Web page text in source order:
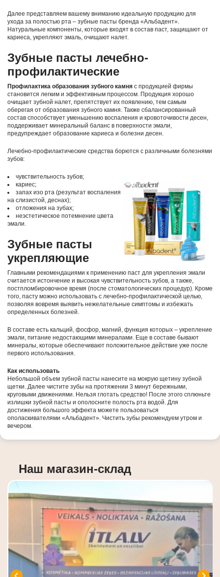
Далее представляем вашему вниманию идеальную продукцию для
ухода за полостью рта – зубные пасты бренда «Альбадент».
Натуральные компоненты, которые входят в состав паст, защищают от
кариеса, укрепляют эмаль, очищают налет.
Зубные пасты лечебно-
профилактические
Профилактика образования зубного камня с продукцией фирмы
становится легким и эффективным процессом. Продукция хорошо
очищает зубной налет, препятствует их появлению, тем самым
оберегая от образования зубного камня. Также сбалансированный
состав способствует уменьшению воспаления и кровоточивости десен,
поддерживает минеральный баланс в поверхности эмали,
предупреждает образование кариеса и болезни десен.
Лечебно-профилактические средства борются с различными болезнями
зубов:
чувствительность зубов;
кариес;
запах изо рта (результат воспаления
на слизистой, деснах);
отложения на зубах;
неэстетическое потемнение цвета
эмали.
Зубные пасты
укрепляющие
Главными рекомендациями к применению паст для укрепления эмали
считается истончение и высокая чувствительность зубов, а также,
постпломбировочное время (после стоматологических процедур). Кроме
того, пасту можно использовать с лечебно-профилактической целью,
позволяя вовремя выявить нежелательные симптомы и избежать
определенных болезней.
В составе есть кальций, фосфор, магний, функция которых – укрепление
эмали, питание недостающими минералами. Еще в составе бывают
минералы, которые обеспечивают положительное действие уже после
первого использования.
Как использовать
Небольшой объем зубной пасты нанесите на мокрую щетину зубной
щетки. Далее чистите зубы на протяжении 3 минут бережными,
круговыми движениями. Нельзя глотать средство! После этого сплюньте
излишки зубной пасты и ополосните полость рта водой. Для
достижения большого эффекта можете пользоваться
ополаскивателями «Альбадент». Чистить зубы рекомендуем утром и
вечером.
Наш магазин-склад